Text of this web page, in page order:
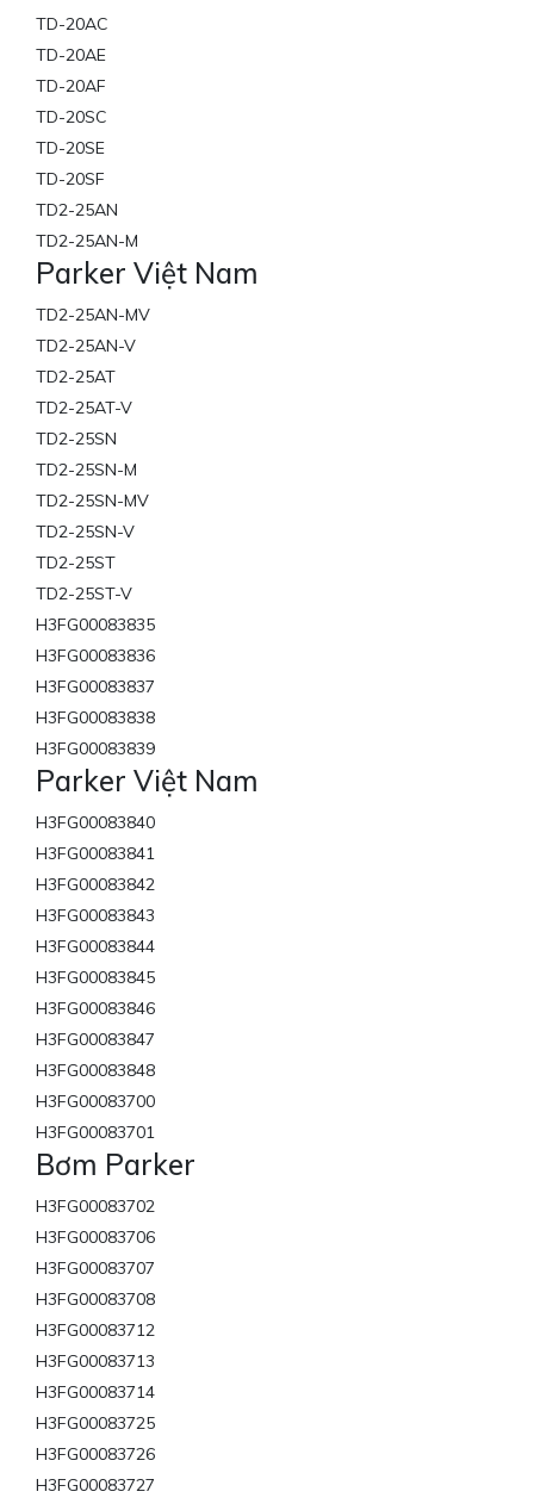
TD-20AC
TD-20AE
TD-20AF
TD-20SC
TD-20SE
TD-20SF
TD2-25AN
TD2-25AN-M
Parker Việt Nam
TD2-25AN-MV
TD2-25AN-V
TD2-25AT
TD2-25AT-V
TD2-25SN
TD2-25SN-M
TD2-25SN-MV
TD2-25SN-V
TD2-25ST
TD2-25ST-V
H3FG00083835
H3FG00083836
H3FG00083837
H3FG00083838
H3FG00083839
Parker Việt Nam
H3FG00083840
H3FG00083841
H3FG00083842
H3FG00083843
H3FG00083844
H3FG00083845
H3FG00083846
H3FG00083847
H3FG00083848
H3FG00083700
H3FG00083701
Bơm Parker
H3FG00083702
H3FG00083706
H3FG00083707
H3FG00083708
H3FG00083712
H3FG00083713
H3FG00083714
H3FG00083725
H3FG00083726
H3FG00083727